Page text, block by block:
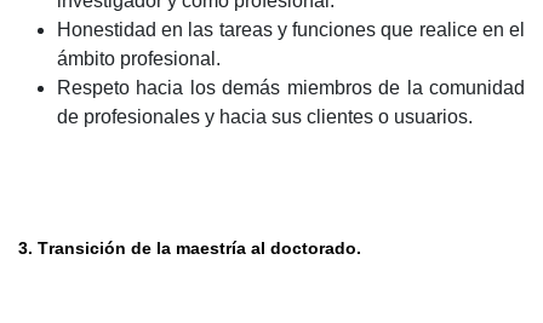
Honestidad en las tareas y funciones que realice en el
ámbito profesional.
Respeto hacia los demás miembros de la comunidad
de profesionales y hacia sus clientes o usuarios.
3. Transición de la maestría al doctorado.